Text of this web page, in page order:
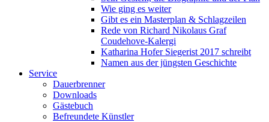
Wie ging es weiter
Gibt es ein Masterplan & Schlagzeilen
Rede von Richard Nikolaus Graf
Coudehove-Kalergi
Katharina Hofer Siegerist 2017 schreibt
Namen aus der jüngsten Geschichte
Service
Dauerbrenner
Downloads
Gästebuch
Befreundete Künstler